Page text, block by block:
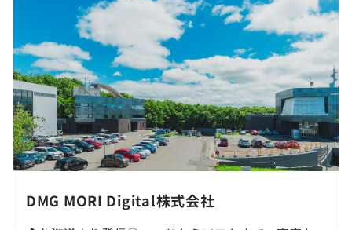
社内勉強会（C#同好会、ディープラーニング、デザインシ
ンキング等最新のテーマで開催されています！）
プロジェクト・マネジメント研修
ネイティブ講師による社内語学レッスン
TOEIC受験費用補助
その他各種セミナー、研修会などエンジニアの育成を全面
的に支援しています！
当社は、1980年に大学院在学中の4人によって設立された
背景を持ち、技術志向の高い社員が多い会社です。
受動喫煙防止措置に関する事項
休憩時間：インターンのためなし
平均残業時間：インターンのためなし
実施日のみ
交通費（宿泊費）は全額実費支給します
前年度 採用者数7人 離職者数0人
2年度前 採用者数11人 離職者数1人
3年度前 採用者数7人 離職者数1人
過去３年間の新卒採用者数の男女別人数
前年度 男性5人 女性2人
2年度前 男性9人 女性3人
3年度前 男性6人 女性1人
平均勤続年数
12.9年
DMG MORI Digital株式会社